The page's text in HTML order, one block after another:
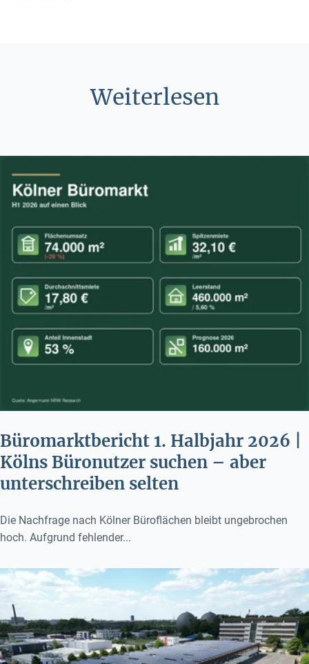
Weiterlesen
Büromarktbericht 1. Halbjahr 2026 |
Kölns Büronutzer suchen – aber
unterschreiben selten
Die Nachfrage nach Kölner Büroflächen bleibt ungebrochen
hoch. Aufgrund fehlender...